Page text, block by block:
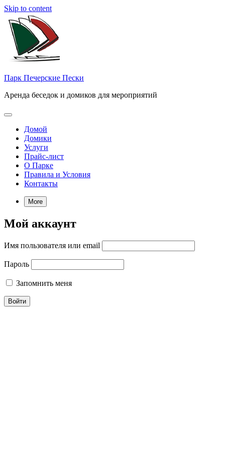
Skip to content
Парк Печерские Пески
Аренда беседок и домиков для мероприятий
Домой
Домики
Услуги
Прайс-лист
О Парке
Правила и Условия
Контакты
More
Мой аккаунт
Имя пользователя или email
Пароль
Запомнить меня